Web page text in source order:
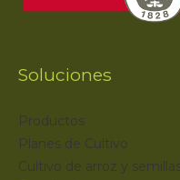
Soluciones
Productos
Planes de Cultivo
Cultivo de arroz y